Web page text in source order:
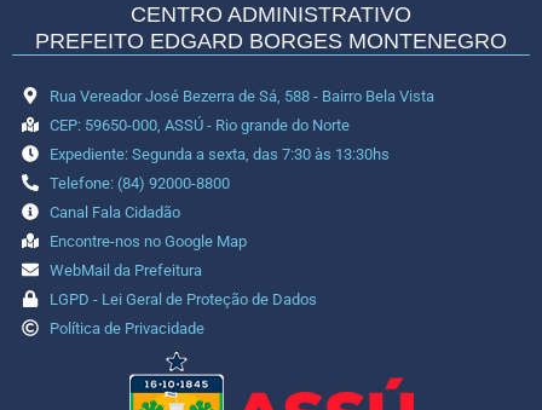
CENTRO ADMINISTRATIVO
PREFEITO EDGARD BORGES MONTENEGRO
Rua Vereador José Bezerra de Sá, 588 - Bairro Bela Vista
CEP: 59650-000, ASSÚ - Rio grande do Norte
Expediente: Segunda a sexta, das 7:30 às 13:30hs
Telefone: (84) 92000-8800
Canal Fala Cidadão
Encontre-nos no Google Map
WebMail da Prefeitura
LGPD - Lei Geral de Proteção de Dados
Política de Privacidade